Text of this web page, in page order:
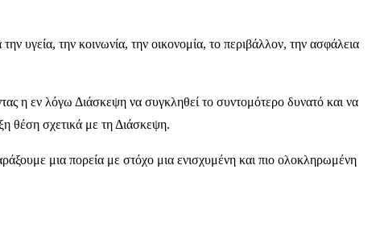
υγεία, την κοινωνία, την οικονομία, το περιβάλλον, την ασφάλεια
η εν λόγω Διάσκεψη να συγκληθεί το συντομότερο δυνατό και να
θέση σχετικά με τη Διάσκεψη.
μια πορεία με στόχο μια ενισχυμένη και πιο ολοκληρωμένη